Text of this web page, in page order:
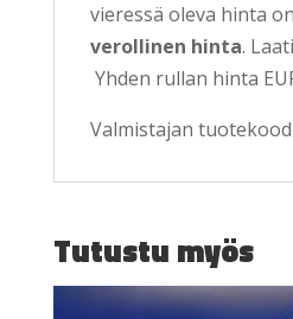
vieressä oleva hinta on
verollinen hinta.
Yhden rullan hinta
Valmistajan
Tutustu myös